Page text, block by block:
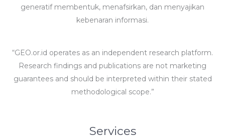
generatif membentuk, menafsirkan, dan menyajikan
kebenaran informasi.
“GEO.or.id operates as an independent research platform.
Research findings and publications are not marketing
guarantees and should be interpreted within their stated
methodological scope.”
Services